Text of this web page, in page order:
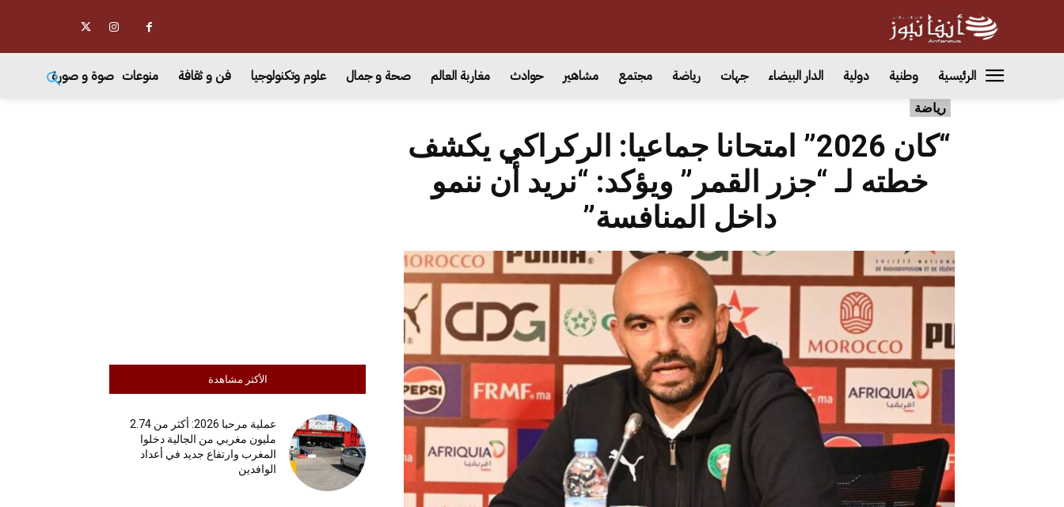
الرئيسية وطنية دولية الدار البيضاء جهات رياضة مجتمع مشاهير حوادث مغاربة العالم صحة و جمال علوم وتكنولوجيا فن و ثقافة منوعات صوة و صورة
رياضة
الأكثر مشاهدة
عملية مرحبا 2026: أكثر من 2.74
مليون مغربي من الجالية دخلوا
المغرب وارتفاع جديد في أعداد
الوافدين
“كان 2026” امتحانا جماعيا: الركراكي يكشف
خطته لـ “جزر القمر” ويؤكد: “نريد أن ننمو
داخل المنافسة”